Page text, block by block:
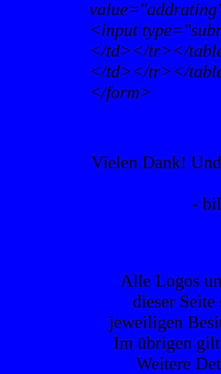
<input
</td></tr></
</td></tr></
</form>
Vielen Dank!
-
Alle Logos
dieser
jeweiligen
Im übrigen
Weitere